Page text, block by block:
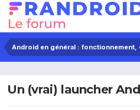
Android en général : fonctionnement,
Un (vrai) launcher